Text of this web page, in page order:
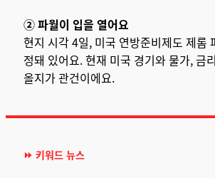
② 파월이 입을 열어요
현지 시각 4일, 미국 연방준비제도 제롬
정돼 있어요. 현재 미국 경기와 물가, 금
올지가 관건이에요.
⏩ 키워드 뉴스